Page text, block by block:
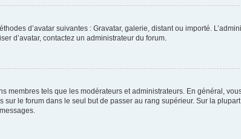
d’avatar suivantes : Gravatar, galerie, distant ou importé.
d’avatar, contactez un administrateur du forum.
membres tels que les modérateurs et administrateurs. En général,
le forum dans le seul but de passer au rang supérieur. Sur la